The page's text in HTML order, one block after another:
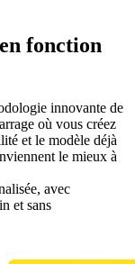
fonction
innovante de
où vous créez
et le modèle déjà
le mieux à
avec
et sans